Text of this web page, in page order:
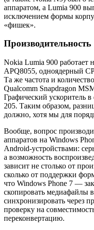
аппаратом, а Lumia 900
исключением формы
«фишек».
Производительность
Nokia Lumia 900 работает
APQ8055, одноядерный
Та же частота и
Qualcomm Snapdragon
Графический ускоритель
205. Таким образом,
должно, хотя мы для
Вообще, вопрос
аппаратов на Windows
Android-устройствами:
а возможность
зависит не столько от
сколько от поддержки
что Windows Phone 7 —
скопировать медиафайлы
синхронизировать через
проверку на
переконвертацию.